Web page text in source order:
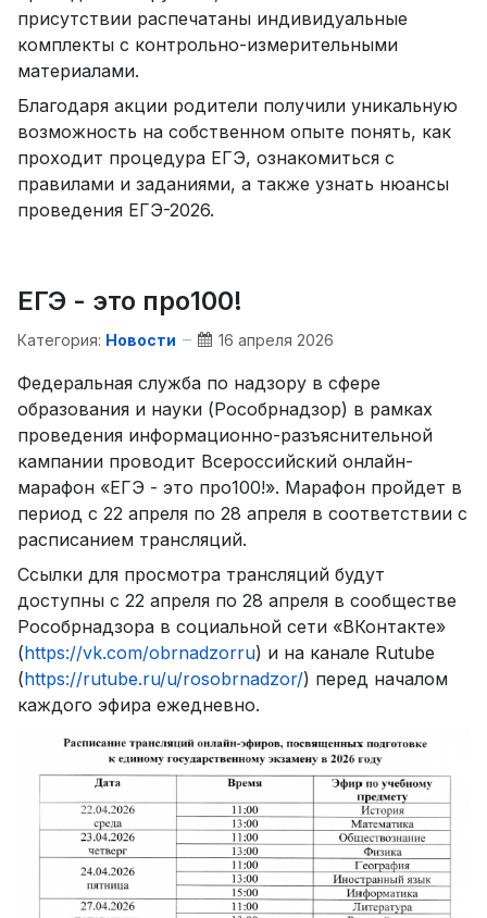
присутствии распечатаны индивидуальные
комплекты с контрольно-измерительными
материалами.
Благодаря акции родители получили уникальную
возможность на собственном опыте понять, как
проходит процедура ЕГЭ, ознакомиться с
правилами и заданиями, а также узнать нюансы
проведения ЕГЭ-2026.
ЕГЭ - это про100!
Категория: Новости 16 апреля 2026
Федеральная служба по надзору в сфере
образования и науки (Рособрнадзор) в рамках
проведения информационно-разъяснительной
кампании проводит Всероссийский онлайн-
марафон «ЕГЭ - это про100!». Марафон пройдет в
период с 22 апреля по 28 апреля в соответствии с
расписанием трансляций.
Ссылки для просмотра трансляций будут
доступны с 22 апреля по 28 апреля в сообществе
Рособрнадзора в социальной сети «ВКонтакте»
(https://vk.com/obrnadzorru) и на канале Rutube
(https://rutube.ru/u/rosobrnadzor/) перед началом
каждого эфира ежедневно.